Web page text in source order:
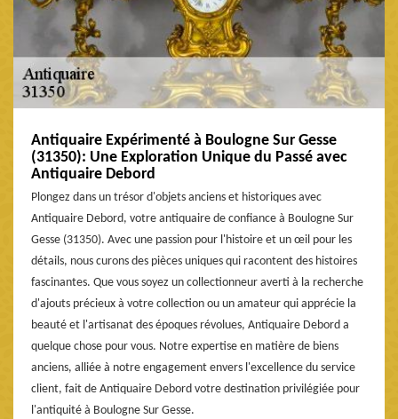
Antiquaire Expérimenté à Boulogne Sur Gesse
(31350): Une Exploration Unique du Passé avec
Antiquaire Debord
Plongez dans un trésor d'objets anciens et historiques avec
Antiquaire Debord, votre antiquaire de confiance à Boulogne Sur
Gesse (31350). Avec une passion pour l'histoire et un œil pour les
détails, nous curons des pièces uniques qui racontent des histoires
fascinantes. Que vous soyez un collectionneur averti à la recherche
d'ajouts précieux à votre collection ou un amateur qui apprécie la
beauté et l'artisanat des époques révolues, Antiquaire Debord a
quelque chose pour vous. Notre expertise en matière de biens
anciens, alliée à notre engagement envers l'excellence du service
client, fait de Antiquaire Debord votre destination privilégiée pour
l'antiquité à Boulogne Sur Gesse.